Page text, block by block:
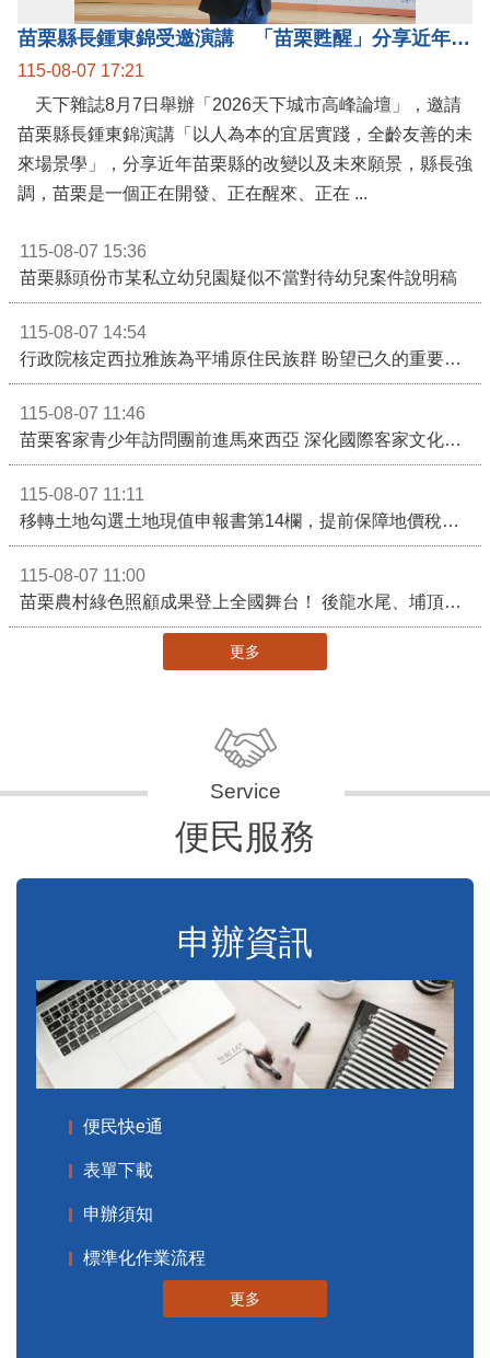
苗栗縣長鍾東錦受邀演講 「苗栗甦醒」分享近年轉變
115-08-07 17:21
天下雜誌8月7日舉辦「2026天下城市高峰論壇」，邀請
苗栗縣長鍾東錦演講「以人為本的宜居實踐，全齡友善的未
來場景學」，分享近年苗栗縣的改變以及未來願景，縣長強
調，苗栗是一個正在開發、正在醒來、正在 ...
115-08-07 15:36
苗栗縣頭份市某私立幼兒園疑似不當對待幼兒案件說明稿
115-08-07 14:54
行政院核定西拉雅族為平埔原住民族群 盼望已久的重要時刻到來！8月13日起受理民族成員名冊登記
115-08-07 11:46
苗栗客家青少年訪問團前進馬來西亞 深化國際客家文化交流
115-08-07 11:11
移轉土地勾選土地現值申報書第14欄，提前保障地價稅節稅權益
115-08-07 11:00
苗栗農村綠色照顧成果登上全國舞台！ 後龍水尾、埔頂社區前進2026高齡健康產業博覽會
更多
便民服務
申辦資訊
便民快e通
表單下載
申辦須知
標準化作業流程
更多